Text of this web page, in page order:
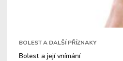
BOLEST A DALŠÍ PŘÍZNAKY
Bolest a její vnímání